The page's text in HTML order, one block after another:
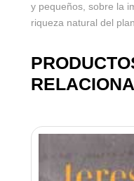
y pequeños, sobre la
riqueza natural del